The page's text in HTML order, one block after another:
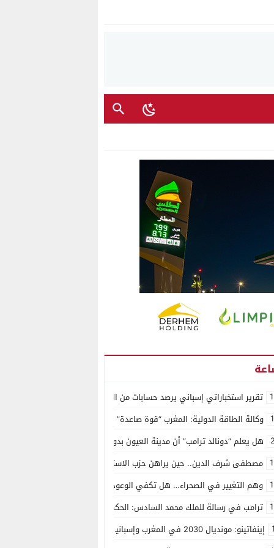
تقرير استخباراتي إسباني يرصد حسابات من الجزائر وأرقاما بـ”213+” ضمن حملة رقمية منظمة حرّضت على اقتحام سبتة
وكالة الطاقة الدولية: المغرب “قوة صاعدة” في سوق المعادن الاستراتيجية
هل يعلم “دونالد ترامب” أن مدينة العيون بدون ماء؟
مصطفى شرف الدين.. حين يراهن حزب الاستقلال على الكفاءة ويمنح الشباب
وهم التغيير في الصحراء… هل تكفي الوعود الفارغة لصناعة الواقع؟
ترامب في رسالة للملك محمد السادس: الحكم الذاتي هو الأساس الوحيد لحل
إينفاتينو: مونديال 2030 في المغرب وإسبانيا والبرتغال سيكون “الأجمل في التاريخ”